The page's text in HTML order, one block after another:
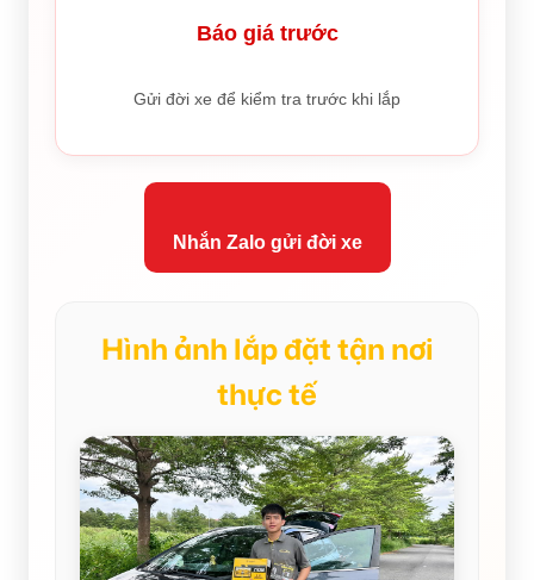
Báo giá trước
Gửi đời xe để kiểm tra trước khi lắp
Nhắn Zalo gửi đời xe
Hình ảnh lắp đặt tận nơi
thực tế